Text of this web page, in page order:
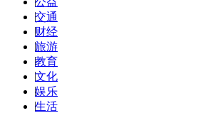
|交通
|财经
|旅游
|教育
|文化
|娱乐
|生活